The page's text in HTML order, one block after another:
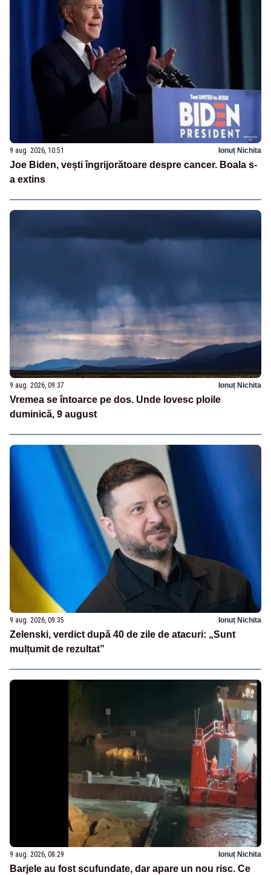
9 aug. 2026, 10:51 Ionuț Nichita
Joe Biden, vești îngrijorătoare despre cancer. Boala s-
a extins
9 aug. 2026, 09:37 Ionuț Nichita
Vremea se întoarce pe dos. Unde lovesc ploile
duminică, 9 august
9 aug. 2026, 09:35 Ionuț Nichita
Zelenski, verdict după 40 de zile de atacuri: „Sunt
mulțumit de rezultat”
9 aug. 2026, 08:29 Ionuț Nichita
Barjele au fost scufundate, dar apare un nou risc. Ce